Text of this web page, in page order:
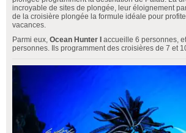
incroyable de sites de plongée, leur éloignement
de la croisière plongée la formule idéale pour
vacances.
Parmi eux, Ocean Hunter I accueille 6 personnes,
personnes. Ils programment des croisières de 7 et